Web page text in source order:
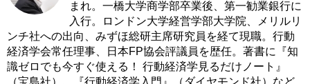
まれ。一橋大学商学部卒業後、第一勧業銀行に
入行。ロンドン大学経営学部大学院、メリルリ
ンチ社への出向、みずほ総研主席研究員を経て現職。行動
経済学会常任理事、日本FP協会評議員を歴任。著書に『知
識ゼロでも今すぐ使える！ 行動経済学見るだけノート』
（宝島社）、『行動経済学入門』（ダイヤモンド社）など